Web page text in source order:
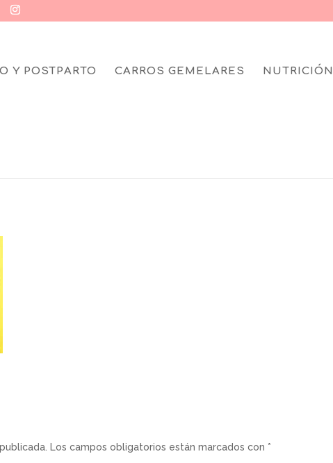
Y POSTPARTO CARROS GEMELARES
Los campos obligatorios están marcados con *